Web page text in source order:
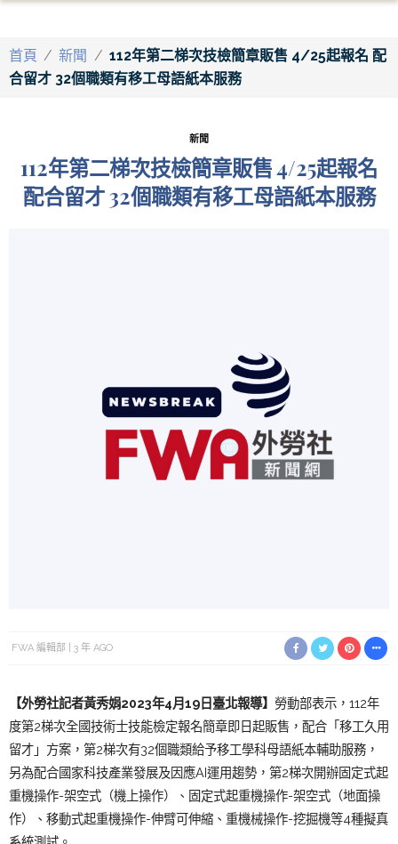
首頁 / 新聞 / 112年第二梯次技檢簡章販售 4/25起報名 配
合留才 32個職類有移工母語紙本服務
新聞
112年第二梯次技檢簡章販售 4/25起報名
配合留才 32個職類有移工母語紙本服務
FWA 編輯部 3 年 AGO
【外勞社記者黃秀娟2023年4月19日臺北報導】 勞動部表示，112年
度第2梯次全國技術士技能檢定報名簡章即日起販售，配合「移工久用
留才」方案，第2梯次有32個職類給予移工學科母語紙本輔助服務，
另為配合國家科技產業發展及因應AI運用趨勢，第2梯次開辦固定式起
重機操作-架空式（機上操作）、固定式起重機操作-架空式（地面操
作）、移動式起重機操作-伸臂可伸縮、重機械操作-挖掘機等4種擬真